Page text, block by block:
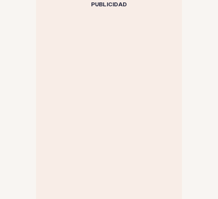
PUBLICIDAD